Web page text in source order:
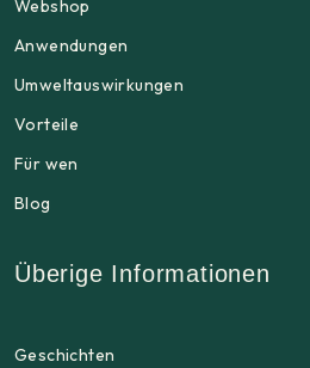
Webshop
Anwendungen
Umweltauswirkungen
Vorteile
Für wen
Blog
Überige Informationen
Geschichten